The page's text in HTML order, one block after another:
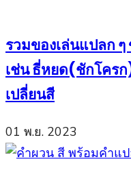
รวมของเล่นแปลก
เช่น ธี่หยด(ชักโคร
เปลี่ยนสี
01 พ.ย. 2023